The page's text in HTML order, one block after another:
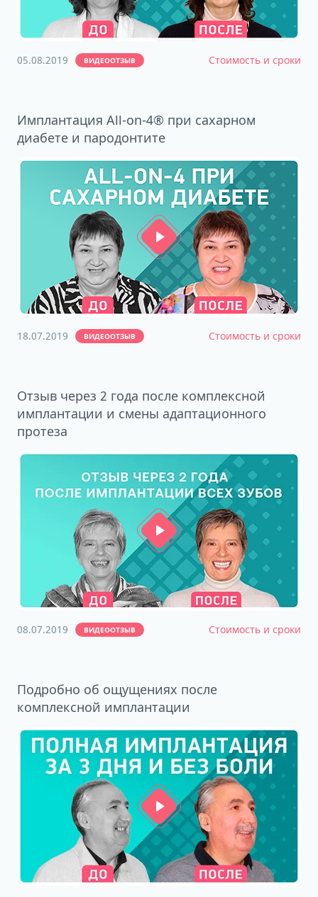
05.08.2019 ВИДЕООТЗЫВ Стоимость и сроки
Имплантация All-on-4® при сахарном
диабете и пародонтите
18.07.2019 ВИДЕООТЗЫВ Стоимость и сроки
Отзыв через 2 года после комплексной
имплантации и смены адаптационного
протеза
08.07.2019 ВИДЕООТЗЫВ Стоимость и сроки
Подробно об ощущениях после
комплексной имплантации